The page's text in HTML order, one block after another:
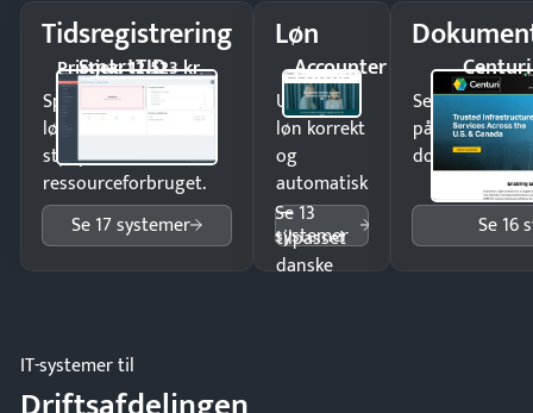
Tidsregistrering
SmartTID
Pristjek: 12.523 kr
Spar tid på
lønberegning og få
styr på
ressourceforbruget.
Se 17 systemer
Løn
Accounter
Udbetal
løn korrekt
og
automatisk
—
tilpasset
danske
Se 13
systemer
Centuri
Send
på minutter
dokumenter.
Se 16
IT-systemer til